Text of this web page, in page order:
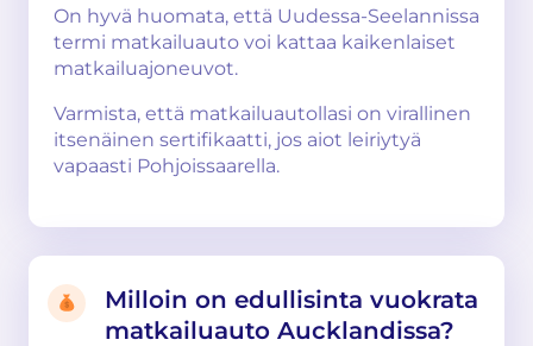
On hyvä huomata, että Uudessa-Seelannissa
termi matkailuauto voi kattaa kaikenlaiset
matkailuajoneuvot.
Varmista, että matkailuautollasi on virallinen
itsenäinen sertifikaatti, jos aiot leiriytyä
vapaasti Pohjoissaarella.
Milloin on edullisinta vuokrata
matkailuauto Aucklandissa?